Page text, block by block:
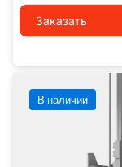
Заказать
В наличии